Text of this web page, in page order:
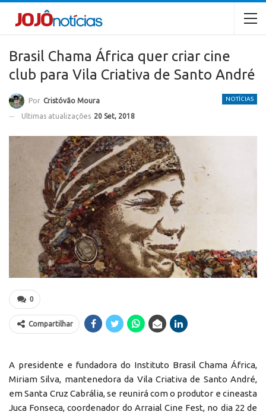
Brasil Chama África quer criar cine
club para Vila Criativa de Santo André
NOTÍCIAS
Por Cristóvão Moura
Ultimas atualizações 20 Set, 2018
0
Compartilhar
A presidente e fundadora do Instituto Brasil Chama África,
Miriam Silva, mantenedora da Vila Criativa de Santo André,
em Santa Cruz Cabrália, se reunirá com o produtor e cineasta
Juca Fonseca, coordenador do Arraial Cine Fest, no dia 22 de